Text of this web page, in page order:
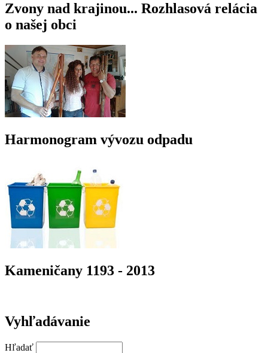
Zvony nad krajinou... Rozhlasová relácia
o našej obci
Harmonogram vývozu odpadu
Kameničany 1193 - 2013
Vyhľadávanie
Hľadať